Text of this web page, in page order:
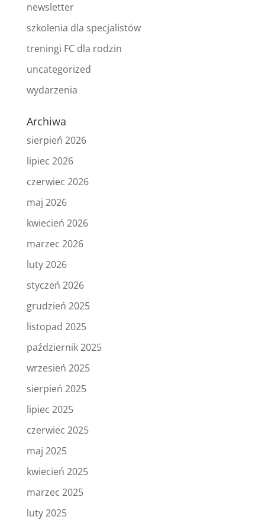
newsletter
szkolenia dla specjalistów
treningi FC dla rodzin
uncategorized
wydarzenia
Archiwa
sierpień 2026
lipiec 2026
czerwiec 2026
maj 2026
kwiecień 2026
marzec 2026
luty 2026
styczeń 2026
grudzień 2025
listopad 2025
październik 2025
wrzesień 2025
sierpień 2025
lipiec 2025
czerwiec 2025
maj 2025
kwiecień 2025
marzec 2025
luty 2025